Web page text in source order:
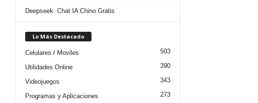
Deepseek: Chat IA Chino Gratis
Lo Más Destacado
Celulares / Moviles 503
Utilidades Online 390
Videojuegos 343
Programas y Aplicaciones 273